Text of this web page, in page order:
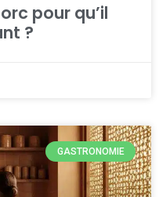
pour qu’il
?
GASTRONOMIE